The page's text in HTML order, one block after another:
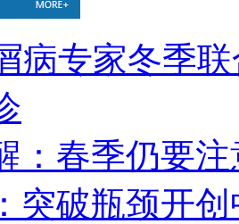
病专家冬季
：春季仍要
突破瓶颈开